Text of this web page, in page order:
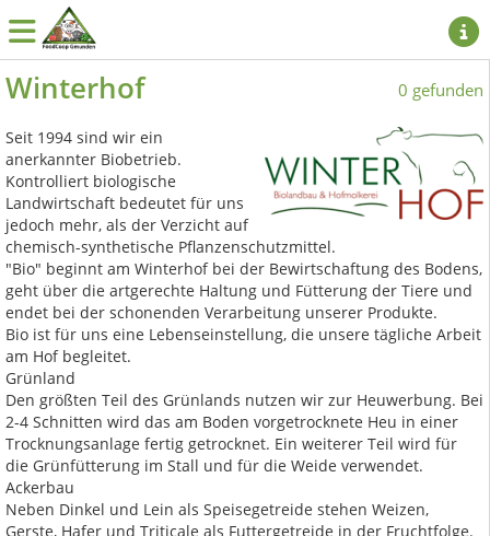
Winterhof 0 gefunden
Seit 1994 sind wir ein
anerkannter Biobetrieb.
Kontrolliert biologische
Landwirtschaft bedeutet für uns
jedoch mehr, als der Verzicht auf
chemisch-synthetische Pflanzenschutzmittel.
"Bio" beginnt am Winterhof bei der Bewirtschaftung des Bodens,
geht über die artgerechte Haltung und Fütterung der Tiere und
endet bei der schonenden Verarbeitung unserer Produkte.
Bio ist für uns eine Lebenseinstellung, die unsere tägliche Arbeit
am Hof begleitet.
Grünland
Den größten Teil des Grünlands nutzen wir zur Heuwerbung. Bei
2-4 Schnitten wird das am Boden vorgetrocknete Heu in einer
Trocknungsanlage fertig getrocknet. Ein weiterer Teil wird für
die Grünfütterung im Stall und für die Weide verwendet.
Ackerbau
Neben Dinkel und Lein als Speisegetreide stehen Weizen,
Gerste, Hafer und Triticale als Futtergetreide in der Fruchtfolge.